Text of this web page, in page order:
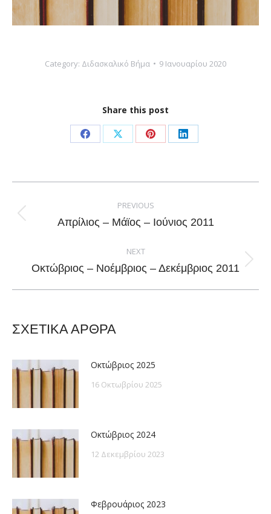
Category: Διδασκαλικό Βήμα 9 Ιανουαρίου 2020
Share this post
Share
Facebook
Share
X
Share
Pinterest
Share
LinkedIn
navigation
PREVIOUS
Previous
Απρίλιος – Μάϊος – Ιούνιος 2011
NEXT
Next
Οκτώβριος – Νοέμβριος – Δεκέμβριος 2011
ΣΧΕΤΙΚΑ ΑΡΘΡΑ
Οκτώβριος 2025
16 Οκτωβρίου 2025
Οκτώβριος 2024
12 Δεκεμβρίου 2023
Φεβρουάριος 2023